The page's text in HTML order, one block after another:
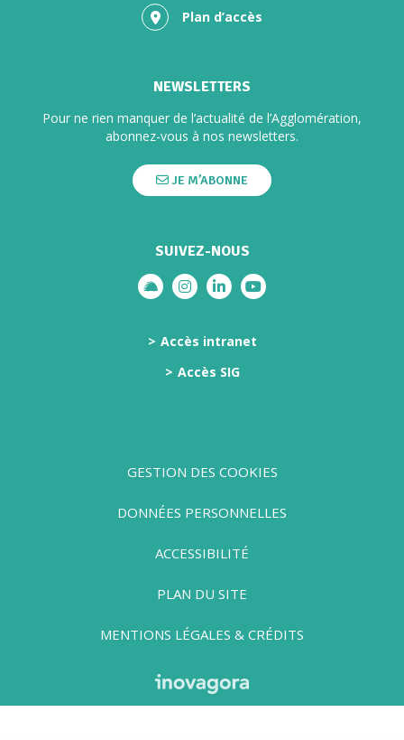
Plan d’accès
NEWSLETTERS
Pour ne rien manquer de l’actualité de l’Agglomération,
abonnez-vous à nos newsletters.
JE M’ABONNE
SUIVEZ-NOUS
Lien vers le compte illiwap
Lien vers le compte Instagram
Lien vers le compte
Lien vers la chaîne
Accès intranet
Accès SIG
GESTION DES COOKIES
DONNÉES PERSONNELLES
ACCESSIBILITÉ
PLAN DU SITE
MENTIONS LÉGALES & CRÉDITS